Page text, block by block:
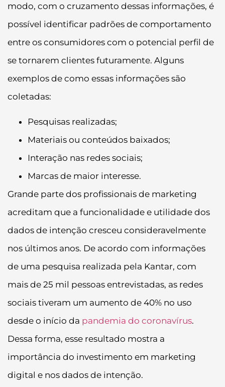
modo, com o cruzamento dessas informações, é
possível identificar padrões de comportamento
entre os consumidores com o potencial perfil de
se tornarem clientes futuramente. Alguns
exemplos de como essas informações são
coletadas:
Pesquisas realizadas;
Materiais ou conteúdos baixados;
Interação nas redes sociais;
Marcas de maior interesse.
Grande parte dos profissionais de marketing
acreditam que a funcionalidade e utilidade dos
dados de intenção cresceu consideravelmente
nos últimos anos. De acordo com informações
de uma pesquisa realizada pela Kantar, com
mais de 25 mil pessoas entrevistadas, as redes
sociais tiveram um aumento de 40% no uso
desde o início da pandemia do coronavírus.
Dessa forma, esse resultado mostra a
importância do investimento em marketing
digital e nos dados de intenção.